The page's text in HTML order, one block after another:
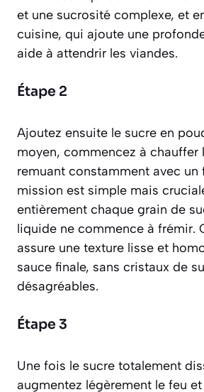
et une sucrosité complexe, et
cuisine, qui ajoute une
aide à attendrir les viandes.
Étape 2
Ajoutez ensuite le sucre en
moyen, commencez à chauffer
remuant constamment avec un
mission est simple mais
entièrement chaque grain de
liquide ne commence à frémir.
assure une texture lisse et
sauce finale, sans cristaux de
désagréables.
Étape 3
Une fois le sucre totalement
augmentez légèrement le feu